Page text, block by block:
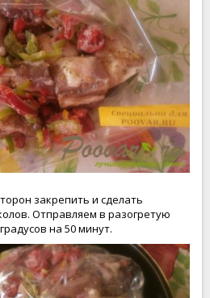
закрепить и сделать
Отправляем в разогретую
на 50 минут.